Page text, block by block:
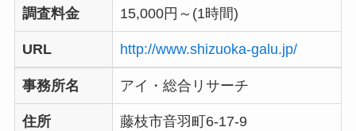
調査料金 15,000円～(1時間)
URL http://www.shizuoka-galu.jp/
事務所名 アイ・総合リサーチ
住所 藤枝市音羽町6-17-9